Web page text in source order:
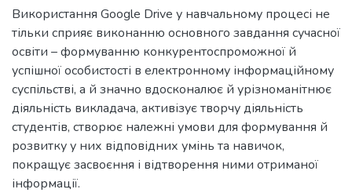
Використання Google Drive у навчальному процесі не
тільки сприяє виконанню основного завдання сучасної
освіти – формуванню конкурентоспроможної й
успішної особистості в електронному інформаційному
суспільстві, а й значно вдосконалює й урізноманітнює
діяльність викладача, активізує творчу діяльність
студентів, створює належні умови для формування й
розвитку у них відповідних умінь та навичок,
покращує засвоєння і відтворення ними отриманої
інформації.